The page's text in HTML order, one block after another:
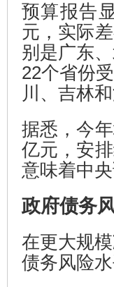
预算报告
元，实际
别是广东
22个省份
川、吉林和
据悉，今
亿元，安
意味着中
政府债务
在更大规
债务风险